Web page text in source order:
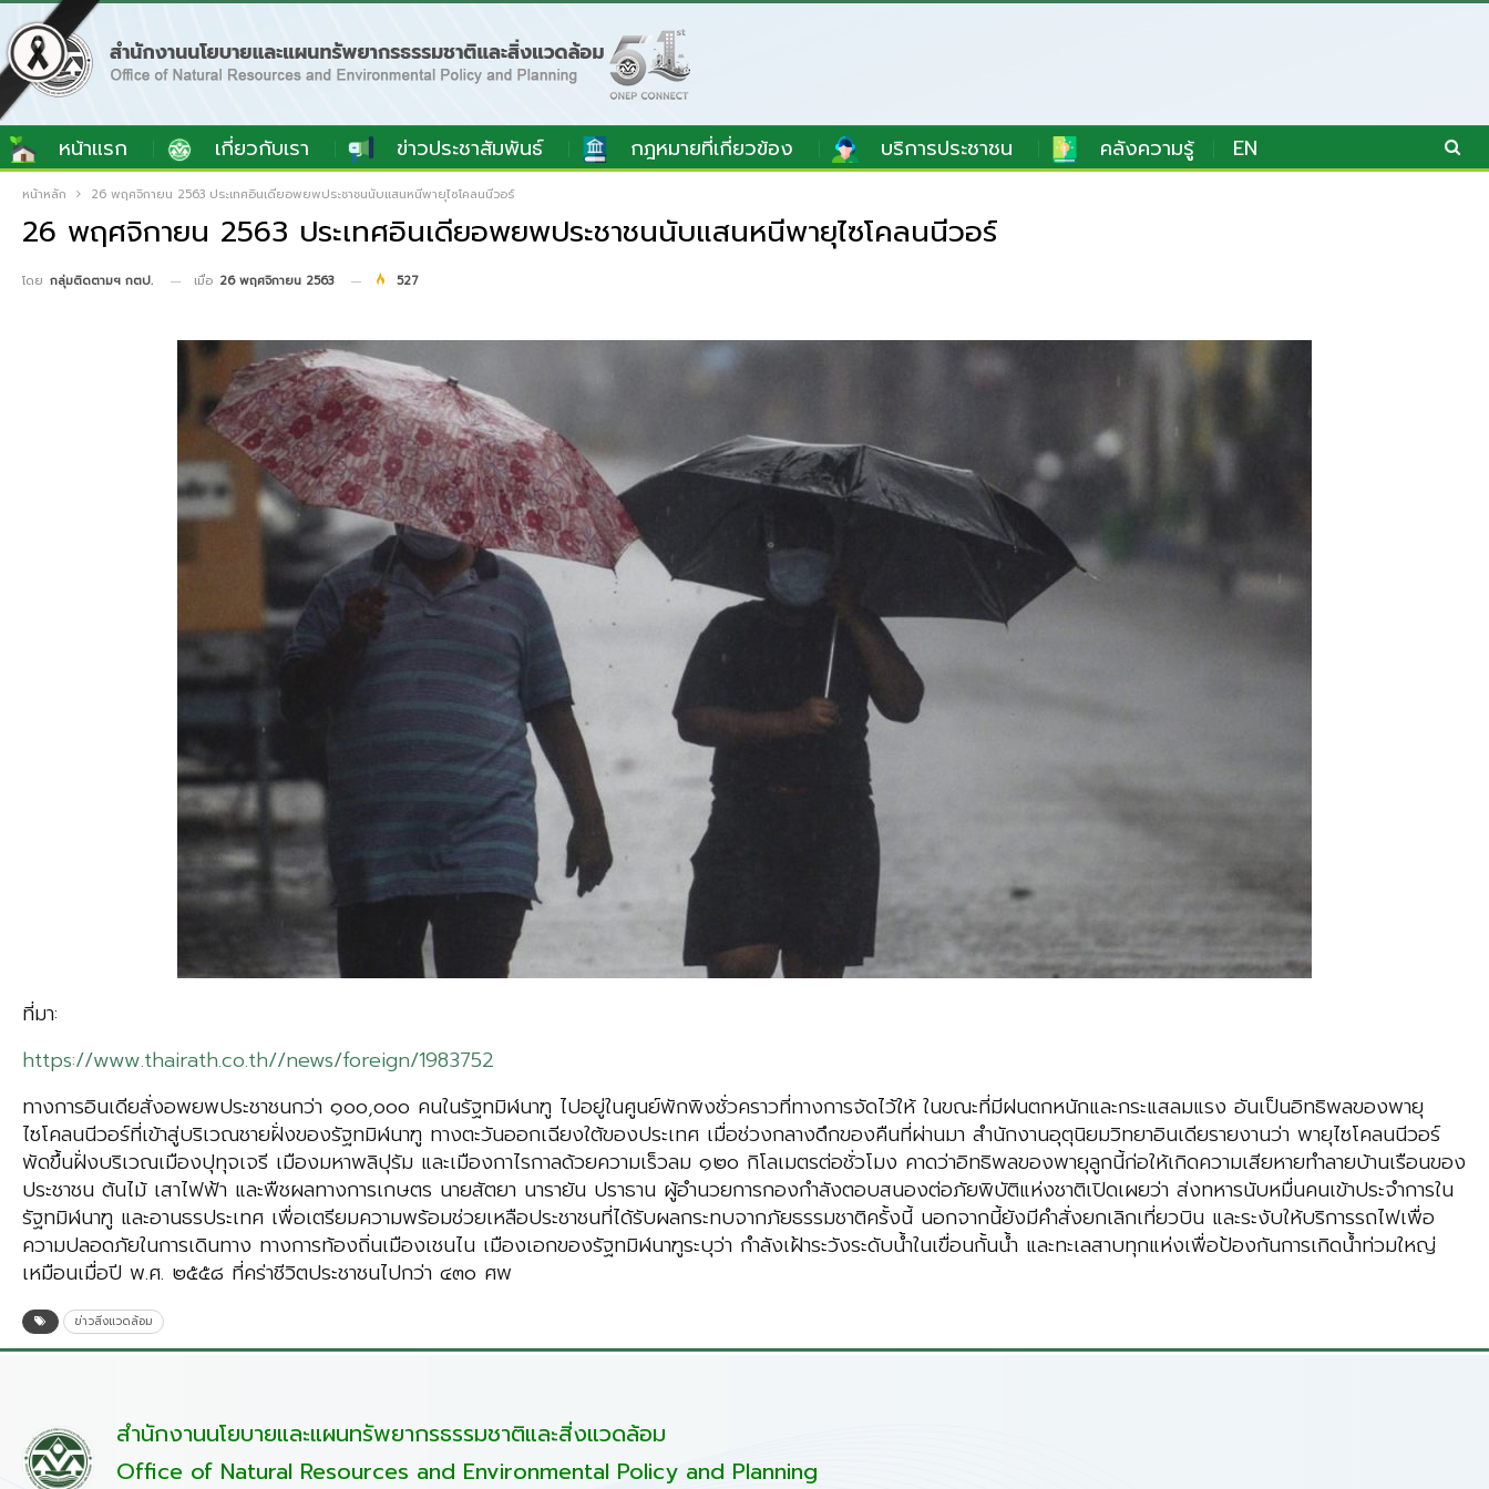
หน้าแรก เกี่ยวกับเรา ข่าวประชาสัมพันธ์ กฎหมายที่เกี่ยวข้อง บริการประชาชน คลังความรู้ EN
หน้าหลัก 26 พฤศจิกายน 2563 ประเทศอินเดียอพยพประชาชนนับแสนหนีพายุไซโคลนนีวอร์
26 พฤศจิกายน 2563 ประเทศอินเดียอพยพประชาชนนับแสนหนีพายุไซโคลนนีวอร์
โดย กลุ่มติดตามฯ กตป. เมื่อ 26 พฤศจิกายน 2563 527
ที่มา:
https://www.thairath.co.th//news/foreign/1983752
ทางการอินเดียสั่งอพยพประชาชนกว่า ๑๐๐,๐๐๐ คนในรัฐทมิฬนาฑู ไปอยู่ในศูนย์พักพิงชั่วคราวที่ทางการจัดไว้ให้ ในขณะที่มีฝนตกหนักและกระแสลมแรง อันเป็นอิทธิพลของพายุ
ไซโคลนนีวอร์ที่เข้าสู่บริเวณชายฝั่งของรัฐทมิฬนาฑู ทางตะวันออกเฉียงใต้ของประเทศ เมื่อช่วงกลางดึกของคืนที่ผ่านมา สำนักงานอุตุนิยมวิทยาอินเดียรายงานว่า พายุไซโคลนนีวอร์
พัดขึ้นฝั่งบริเวณเมืองปุทุจเจรี เมืองมหาพลิปุรัม และเมืองกาไรกาลด้วยความเร็วลม ๑๒๐ กิโลเมตรต่อชั่วโมง คาดว่าอิทธิพลของพายุลูกนี้ก่อให้เกิดความเสียหายทำลายบ้านเรือนของ
ประชาชน ต้นไม้ เสาไฟฟ้า และพืชผลทางการเกษตร นายสัตยา นารายัน ปราธาน ผู้อำนวยการกองกำลังตอบสนองต่อภัยพิบัติแห่งชาติเปิดเผยว่า ส่งทหารนับหมื่นคนเข้าประจำการใน
รัฐทมิฬนาฑู และอานธรประเทศ เพื่อเตรียมความพร้อมช่วยเหลือประชาชนที่ได้รับผลกระทบจากภัยธรรมชาติครั้งนี้ นอกจากนี้ยังมีคำสั่งยกเลิกเที่ยวบิน และระงับให้บริการรถไฟเพื่อ
ความปลอดภัยในการเดินทาง ทางการท้องถิ่นเมืองเชนไน เมืองเอกของรัฐทมิฬนาฑูระบุว่า กำลังเฝ้าระวังระดับน้ำในเขื่อนกั้นน้ำ และทะเลสาบทุกแห่งเพื่อป้องกันการเกิดน้ำท่วมใหญ่
เหมือนเมื่อปี พ.ศ. ๒๕๕๘ ที่คร่าชีวิตประชาชนไปกว่า ๔๓๐ ศพ
ข่าวสิ่งแวดล้อม
สำนักงานนโยบายและแผนทรัพยากรธรรมชาติและสิ่งแวดล้อม
Office of Natural Resources and Environmental Policy and Planning